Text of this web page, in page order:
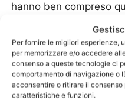
Per fornire le migliori esperienze,
per memorizzare e/o accedere
consenso a queste tecnologie ci
comportamento di navigazione o
acconsentire o ritirare il
caratteristiche e funzioni.
hanno ben compreso
esempio, sono quelle
un doppio combustibile
funzione. Alcune
nel senso che si può
preferisce usare un